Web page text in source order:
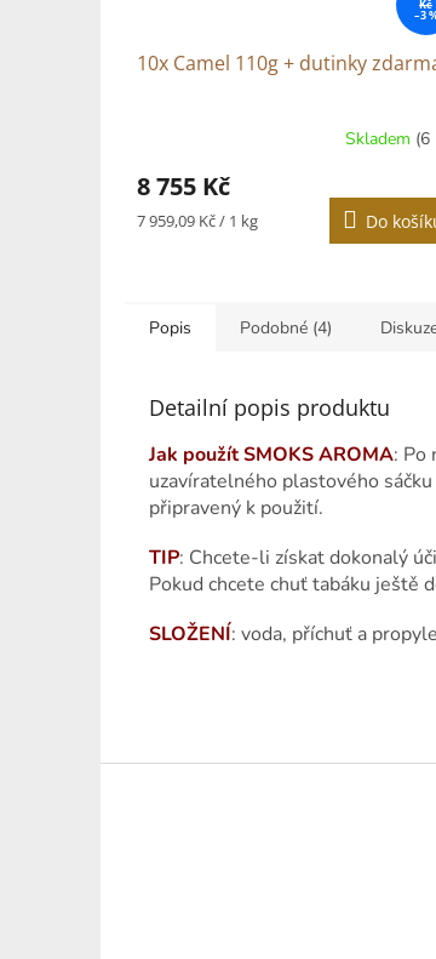
Kč
–3
10x Camel 110g + dutinky
produktu
je
2,0
Skladem (6
8 755 Kč
Měrná
7 959,09 Kč / 1 kg Do
Popis Podobné (4)
Detailní popis produktu
Jak použít SMOKS AROMA: Po
uzavíratelného plastového
připravený k použití.
TIP: Chcete-li získat dokonalý
Pokud chcete chuť tabáku ještě
SLOŽENÍ: voda, příchuť a